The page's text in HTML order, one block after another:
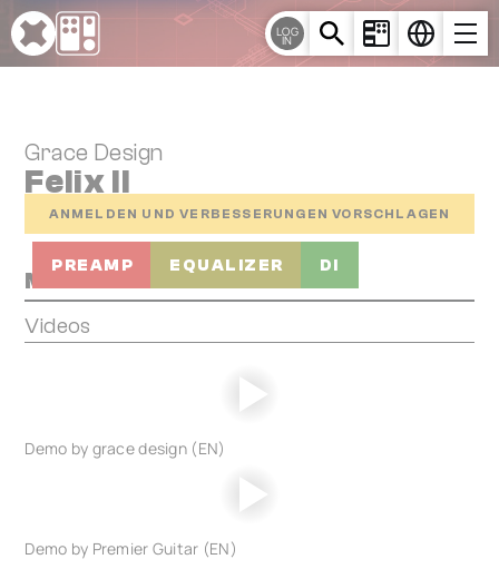
Cookie-Einstellungen
LOG
IN
Grace Design
Felix II
ANMELDEN UND VERBESSERUNGEN VORSCHLAGEN
PREAMP EQUALIZER DI
Media
Videos
Demo by grace design (EN)
Demo by Premier Guitar (EN)